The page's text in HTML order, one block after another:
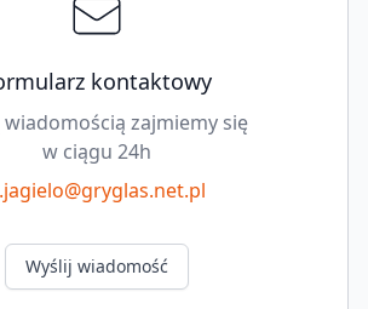
kontaktowy
wiadomością zajmiemy się
w ciągu 24h
Wyślij wiadomość